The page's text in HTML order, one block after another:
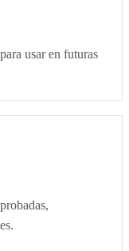
usar en futuras